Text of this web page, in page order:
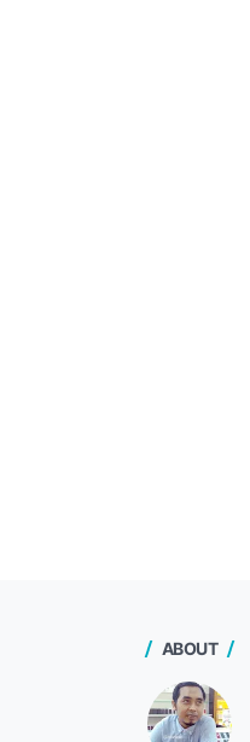
ABOUT